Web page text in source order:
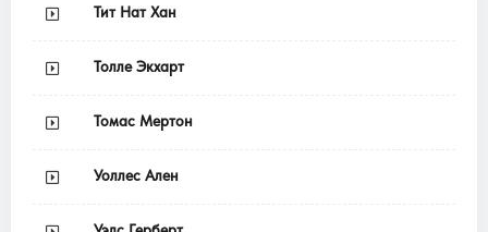
Тит Нат Хан
Толле Экхарт
Томас Мертон
Уоллес Ален